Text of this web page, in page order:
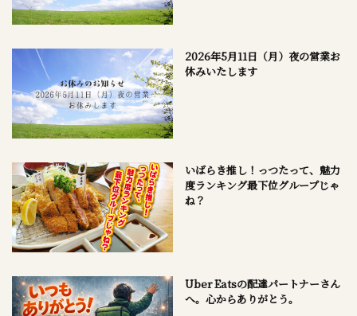
2026年5月11日（月）夜の営業お
休みいたします
いばらき推し！っつたって、魅力
度ランキング最下位グループじゃ
ね？
Uber Eatsの配達パートナーさん
へ。心からありがとう。